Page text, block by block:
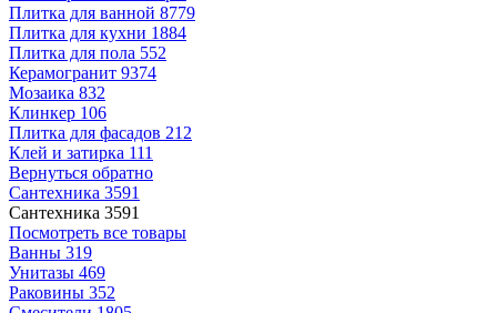
Плитка для ванной 8779
Плитка для кухни 1884
Плитка для пола 552
Керамогранит 9374
Мозаика 832
Клинкер 106
Плитка для фасадов 212
Клей и затирка 111
Вернуться обратно
Сантехника 3591
Сантехника 3591
Посмотреть все товары
Ванны 319
Унитазы 469
Раковины 352